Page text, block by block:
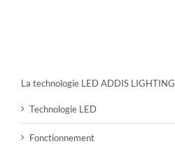
La technologie LED ADDIS LIGHTING
Technologie LED
Fonctionnement